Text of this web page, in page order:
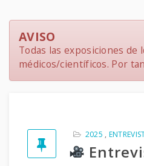
AVISO
Todas las exposiciones
médicos/científicos. Por
2025 ,